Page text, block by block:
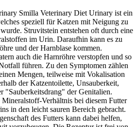
Smilla Veterinary Diet Urinary ist ein
speziell für Katzen mit Neigung zu
Struvitstein entstehen oft durch eine
im Urin. Daraufhin kann es zu
und der Harnblase kommen.
auch die Harnröhre verstopfen und so
führen. Zu den Symptomen zählen
Mengen, teilweise mit Vokalisation
der Katzentoilette, Unsauberkeit,
"Sauberkeitsdrang" der Genitalien.
Mineralstoff-Verhältnis bei diesem Futter
in den leicht sauren Bereich gebracht.
des Futters kann dabei helfen,